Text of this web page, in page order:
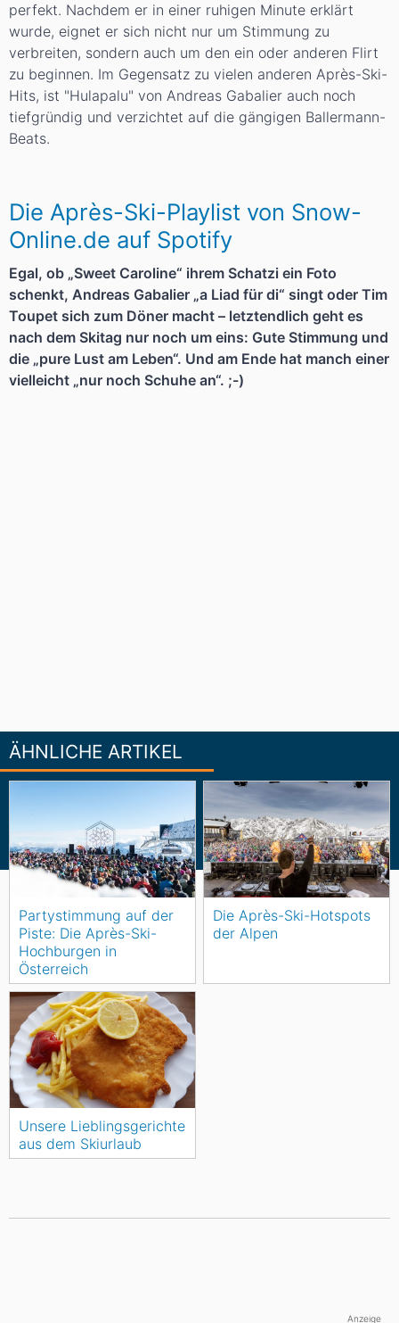
perfekt. Nachdem er in einer ruhigen Minute erklärt
wurde, eignet er sich nicht nur um Stimmung zu
verbreiten, sondern auch um den ein oder anderen Flirt
zu beginnen. Im Gegensatz zu vielen anderen Après-Ski-
Hits, ist "Hulapalu" von Andreas Gabalier auch noch
tiefgründig und verzichtet auf die gängigen Ballermann-
Beats.
Die Après-Ski-Playlist von Snow-
Online.de auf Spotify
Egal, ob „Sweet Caroline“ ihrem Schatzi ein Foto
schenkt, Andreas Gabalier „a Liad für di“ singt oder Tim
Toupet sich zum Döner macht – letztendlich geht es
nach dem Skitag nur noch um eins: Gute Stimmung und
die „pure Lust am Leben“. Und am Ende hat manch einer
vielleicht „nur noch Schuhe an“. ;-)
ÄHNLICHE ARTIKEL
Partystimmung auf der
Piste: Die Après-Ski-
Hochburgen in
Österreich
Die Après-Ski-Hotspots
der Alpen
Unsere Lieblingsgerichte
aus dem Skiurlaub
Anzeige